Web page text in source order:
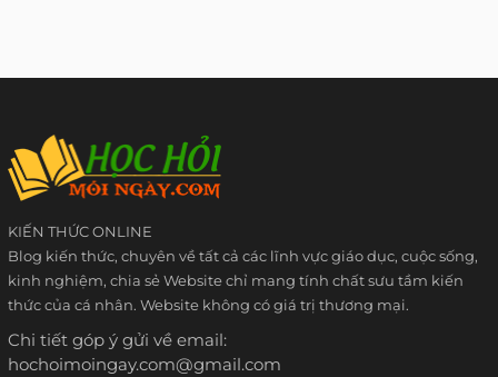
KIẾN THỨC ONLINE
Blog kiến thức, chuyên về tất cả các lĩnh vực giáo dục, cuộc sống,
kinh nghiệm, chia sẻ Website chỉ mang tính chất sưu tầm kiến
thức của cá nhân. Website không có giá trị thương mại.
Chi tiết góp ý gửi về email:
hochoimoingay.com@gmail.com